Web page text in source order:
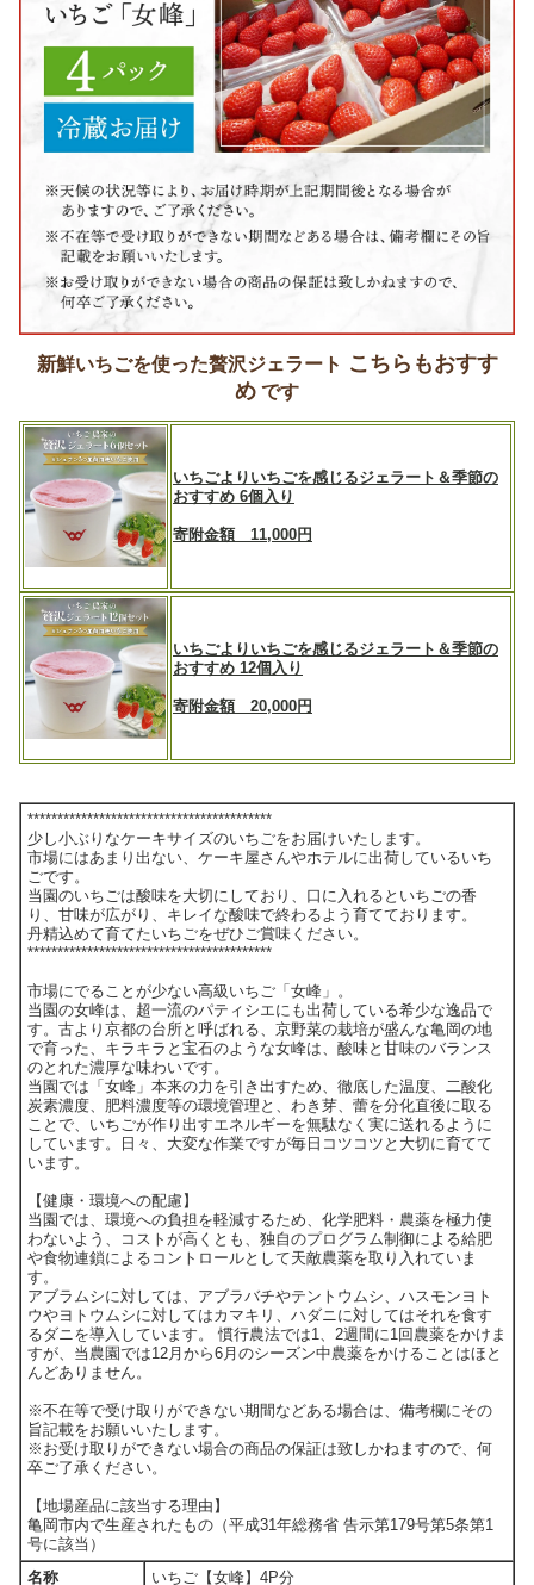
新鮮いちごを使った贅沢ジェラート こちらもおすす
め です
いちごよりいちごを感じるジェラート＆季節の
おすすめ 6個入り
寄附金額 11,000円
いちごよりいちごを感じるジェラート＆季節の
おすすめ 12個入り
寄附金額 20,000円
*****************************************
少し小ぶりなケーキサイズのいちごをお届けいたします。
市場にはあまり出ない、ケーキ屋さんやホテルに出荷しているいち
ごです。
当園のいちごは酸味を大切にしており、口に入れるといちごの香
り、甘味が広がり、キレイな酸味で終わるよう育てております。
丹精込めて育てたいちごをぜひご賞味ください。
*****************************************
市場にでることが少ない高級いちご「女峰」。
当園の女峰は、超一流のパティシエにも出荷している希少な逸品で
す。古より京都の台所と呼ばれる、京野菜の栽培が盛んな亀岡の地
で育った、キラキラと宝石のような女峰は、酸味と甘味のバランス
のとれた濃厚な味わいです。
当園では「女峰」本来の力を引き出すため、徹底した温度、二酸化
炭素濃度、肥料濃度等の環境管理と、わき芽、蕾を分化直後に取る
ことで、いちごが作り出すエネルギーを無駄なく実に送れるように
しています。日々、大変な作業ですが毎日コツコツと大切に育てて
います。
【健康・環境への配慮】
当園では、環境への負担を軽減するため、化学肥料・農薬を極力使
わないよう、コストが高くとも、独自のプログラム制御による給肥
や食物連鎖によるコントロールとして天敵農薬を取り入れていま
す。
アブラムシに対しては、アブラバチやテントウムシ、ハスモンヨト
ウやヨトウムシに対してはカマキリ、ハダニに対してはそれを食す
るダニを導入しています。 慣行農法では1、2週間に1回農薬をかけま
すが、当農園では12月から6月のシーズン中農薬をかけることはほと
んどありません。
※不在等で受け取りができない期間などある場合は、備考欄にその
旨記載をお願いいたします。
※お受け取りができない場合の商品の保証は致しかねますので、何
卒ご了承ください。
【地場産品に該当する理由】
亀岡市内で生産されたもの（平成31年総務省 告示第179号第5条第1
号に該当）
名称
いちご【女峰】4P分